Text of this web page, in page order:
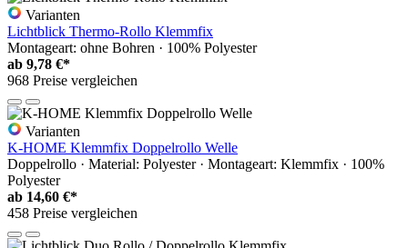
Varianten
Lichtblick Thermo-Rollo Klemmfix
Montageart: ohne Bohren · 100% Polyester
ab 9,78 €*
968 Preise vergleichen
Varianten
K-HOME Klemmfix Doppelrollo Welle
Doppelrollo · Material: Polyester · Montageart: Klemmfix · 100%
Polyester
ab 14,60 €*
458 Preise vergleichen